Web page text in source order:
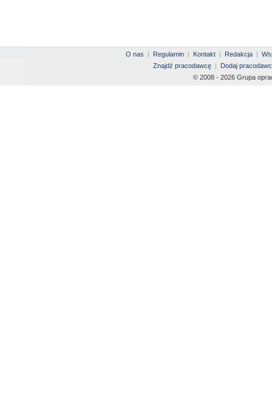
O nas | Regulamin | Kontakt | Redakcja |
Znajdź pracodawcę
|
Dodaj
© 2008 - 2026 Grupa